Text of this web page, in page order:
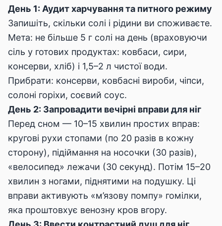
День 1: Аудит харчування та питного режиму
Запишіть, скільки солі і рідини ви споживаєте.
Мета: не більше 5 г солі на день (враховуючи
сіль у готових продуктах: ковбаси, сири,
консерви, хліб) і 1,5–2 л чистої води.
Прибрати: консерви, ковбасні вироби, чіпси,
солоні горіхи, соєвий соус.
День 2: Запровадити вечірні вправи для ніг
Перед сном — 10–15 хвилин простих вправ:
кругові рухи стопами (по 20 разів в кожну
сторону), підіймання на носочки (30 разів),
«велосипед» лежачи (30 секунд). Потім 15–20
хвилин з ногами, піднятими на подушку. Ці
вправи активують «м’язову помпу» гомілки,
яка проштовхує венозну кров вгору.